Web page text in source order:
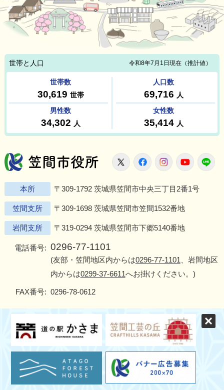
笠間市役所
X FacebookInstagram
本所 〒309-1792 茨城県笠間市中央三丁目2番1号
笠間支所 〒309-1698 茨城県笠間市笠間1532番地
岩間支所 〒319-0294 茨城県笠間市下郷5140番地
電話番号: 0296-77-1101
(友部・笠間地区内からは0296-77-1101 、岩間地区
内からは0299-37-6611へお掛けください。)
FAX番号: 0296-78-0612
ご意見・ご質問 各課ご案内
交通アクセス 窓口受付時間